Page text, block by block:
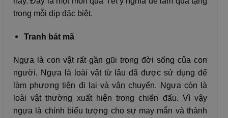
trong mỗi dịp đặc biệt.
Tranh bát mã
Ngựa là con vật rất gần gũi trong đời sống của con
người. Ngựa là loài vật từ lâu đã được sử dụng để
làm phương tiện đi lại và vận chuyển. Ngựa còn là
loài vật thường xuất hiện trong chiến đấu. Vì vậy
ngựa là chính biểu tượng cho sự may mắn và thành